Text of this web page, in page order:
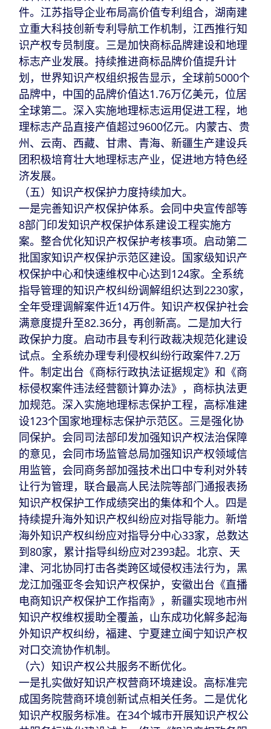
件。江苏指导企业布局高价值专利组合，湖南建
立重大科技创新专利导航工作机制，江西推行知
识产权专员制度。三是加快商标品牌建设和地理
标志产业发展。持续推进商标品牌价值提升计
划，世界知识产权组织报告显示，全球前5000个
品牌中，中国的品牌价值达1.76万亿美元，位居
全球第二。深入实施地理标志运用促进工程，地
理标志产品直接产值超过9600亿元。内蒙古、贵
州、云南、西藏、甘肃、青海、新疆生产建设兵
团积极培育壮大地理标志产业，促进地方特色经
济发展。
（五）知识产权保护力度持续加大。
一是完善知识产权保护体系。会同中央宣传部等
8部门印发知识产权保护体系建设工程实施方
案。整合优化知识产权保护考核事项。启动第二
批国家知识产权保护示范区建设。国家级知识产
权保护中心和快速维权中心达到124家。全系统
指导管理的知识产权纠纷调解组织达到2230家，
全年受理调解案件近14万件。知识产权保护社会
满意度提升至82.36分，再创新高。二是加大行
政保护力度。启动市县专利行政裁决规范化建设
试点。全系统办理专利侵权纠纷行政案件7.2万
件。制定出台《商标行政执法证据规定》和《商
标侵权案件违法经营额计算办法》，商标执法更
加规范。深入实施地理标志保护工程，高标准建
设123个国家地理标志保护示范区。三是强化协
同保护。会同司法部印发加强知识产权法治保障
的意见，会同市场监管总局加强知识产权领域信
用监管，会同商务部加强技术出口中专利对外转
让行为管理，联合最高人民法院等部门通报表扬
知识产权保护工作成绩突出的集体和个人。四是
持续提升海外知识产权纠纷应对指导能力。新增
海外知识产权纠纷应对指导分中心33家，总数达
到80家，累计指导纠纷应对2393起。北京、天
津、河北协同打击各类跨区域侵权违法行为，黑
龙江加强亚冬会知识产权保护，安徽出台《直播
电商知识产权保护工作指南》，新疆实现地市州
知识产权维权援助全覆盖，山东成功化解多起海
外知识产权纠纷，福建、宁夏建立闽宁知识产权
对口交流协作机制。
（六）知识产权公共服务不断优化。
一是扎实做好知识产权营商环境建设。高标准完
成国务院营商环境创新试点相关任务。二是优化
知识产权服务标准。在34个城市开展知识产权公